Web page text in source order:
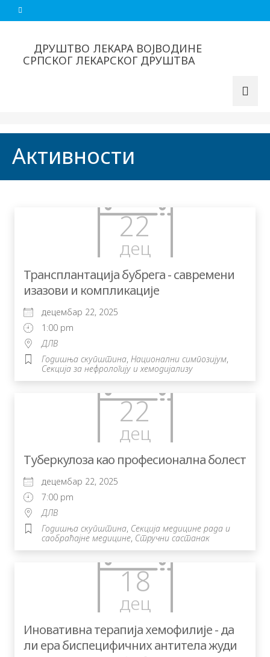
ДРУШТВО ЛЕКАРА ВОЈВОДИНЕ
СРПСКОГ ЛЕКАРСКОГ ДРУШТВА
Активности
22
дец
Трансплантација бубрега - савремени
изазови и компликације
децембар 22, 2025
1:00 pm
ДЛВ
Годишња скупштина, Национални симпозијум,
Секција за нефрологију и хемодијализу
22
дец
Туберкулоза као професионална болест
децембар 22, 2025
7:00 pm
ДЛВ
Годишња скупштина, Секција медицине рада и
саобраћајне медицине, Стручни састанак
18
дец
Иновативна терапија хемофилије - да
ли ера биспецифичних антитела жуди